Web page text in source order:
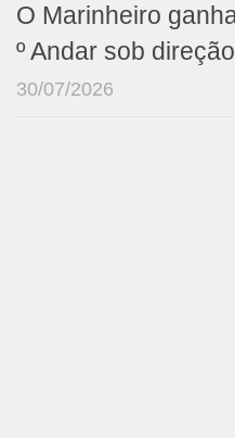
O Marinheiro
º Andar sob
30/07/2026